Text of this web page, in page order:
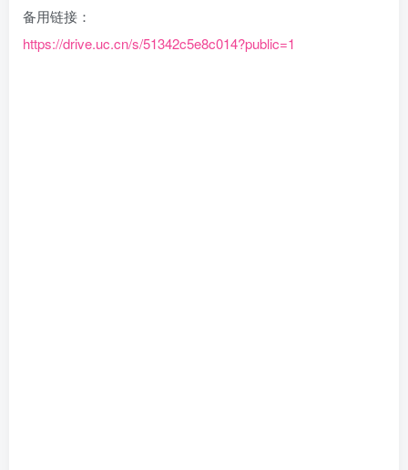
备用链接：
https://drive.uc.cn/s/51342c5e8c014?public=1